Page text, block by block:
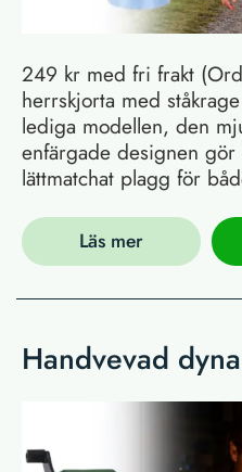
249 kr med fri frakt
herrskjorta med
lediga modellen, den
enfärgade designen
lättmatchat plagg för
Läs mer
Handvevad